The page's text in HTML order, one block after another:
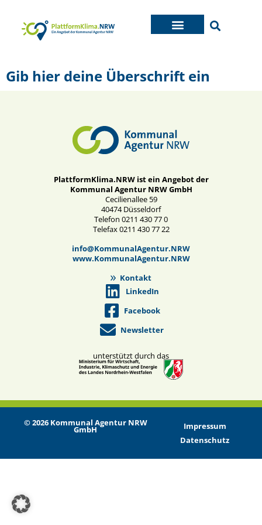
Gib hier deine Überschrift ein
PlattformKlima.NRW ist ein Angebot der
Kommunal Agentur NRW GmbH
Cecilienallee 59
40474 Düsseldorf
Telefon 0211 430 77 0
Telefax 0211 430 77 22
info@KommunalAgentur.NRW
www.KommunalAgentur.NRW
Kontakt
LinkedIn
Facebook
Newsletter
unterstützt durch das
© 2026 Kommunal Agentur NRW
GmbH
Impressum
Datenschutz